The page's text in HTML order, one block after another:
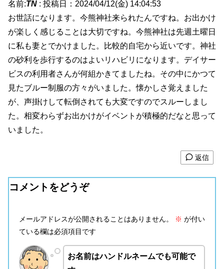
名前:TN : 投稿日：2024/04/12(金) 14:04:53
お世話になります。今熊神社来られたんですね。お出かけ
が楽しく感じることは大切ですね。今熊神社は先週土曜日
に私も妻とでかけました。比較的自宅から近いです。神社
の砂利を歩行するのはよいリハビリになります。デイサー
ビスの利用者さんが何組かきてましたね。その中にかつて
見たブルー制服の方々がいました。懐かしさ覚えました
が、声掛けして転倒されても大変ですのでスルーしまし
た。相変わらずお出かけがイベントが積極的だなと思って
いました。
返信
コメントをどうぞ
メールアドレスが公開されることはありません。 ※ が付い
ている欄は必須項目です
お名前はハンドルネームでも可能で